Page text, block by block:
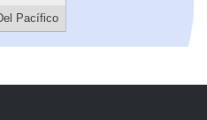
Pacífico